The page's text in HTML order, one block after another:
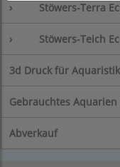
› Stöwers-Terra
› Stöwers-Teich
3d Druck für Aquaristik
Gebrauchtes
Abverkauf